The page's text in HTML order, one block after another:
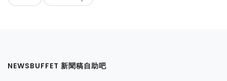
NEWSBUFFET 新聞稿自助吧